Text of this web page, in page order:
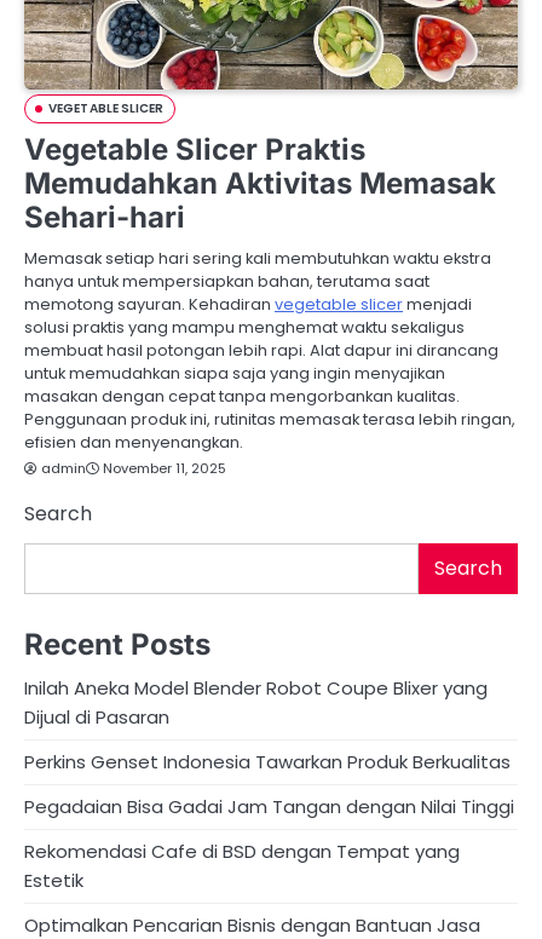
VEGETABLE SLICER
Vegetable Slicer Praktis
Memudahkan Aktivitas Memasak
Sehari-hari
Memasak setiap hari sering kali membutuhkan waktu ekstra
hanya untuk mempersiapkan bahan, terutama saat
memotong sayuran. Kehadiran vegetable slicermenjadi
solusi praktis yang mampu menghemat waktu sekaligus
membuat hasil potongan lebih rapi. Alat dapur ini dirancang
untuk memudahkan siapa saja yang ingin menyajikan
masakan dengan cepat tanpa mengorbankan kualitas.
Penggunaan produk ini, rutinitas memasak terasa lebih ringan,
efisien dan menyenangkan.
admin November 11, 2025
Search
Search
Recent Posts
Inilah Aneka Model Blender Robot Coupe Blixer yang
Dijual di Pasaran
Perkins Genset Indonesia Tawarkan Produk Berkualitas
Pegadaian Bisa Gadai Jam Tangan dengan Nilai Tinggi
Rekomendasi Cafe di BSD dengan Tempat yang
Estetik
Optimalkan Pencarian Bisnis dengan Bantuan Jasa